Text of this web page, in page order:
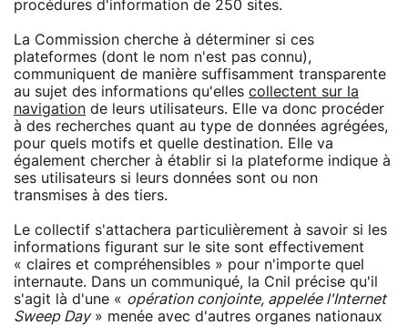
procédures d'information de 250 sites.
La Commission cherche à déterminer si ces
plateformes (dont le nom n'est pas connu),
communiquent de manière suffisamment transparente
au sujet des informations qu'elles collectent sur la
navigation de leurs utilisateurs. Elle va donc procéder
à des recherches quant au type de données agrégées,
pour quels motifs et quelle destination. Elle va
également chercher à établir si la plateforme indique à
ses utilisateurs si leurs données sont ou non
transmises à des tiers.
Le collectif s'attachera particulièrement à savoir si les
informations figurant sur le site sont effectivement
« claires et compréhensibles » pour n'importe quel
internaute. Dans un communiqué, la Cnil précise qu'il
s'agit là d'une « opération conjointe, appelée l'Internet
Sweep Day» menée avec d'autres organes nationaux